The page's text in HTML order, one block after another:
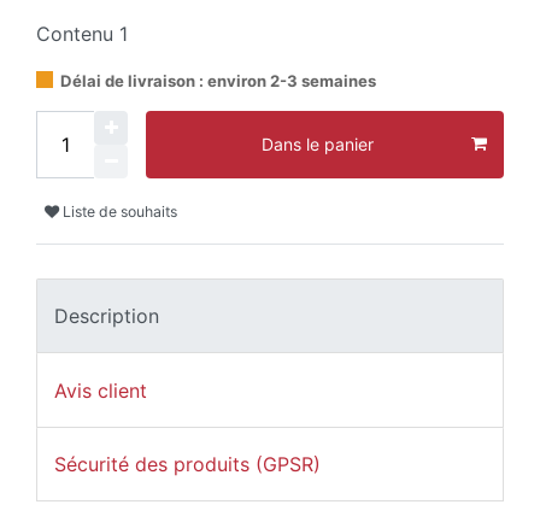
Contenu 1
Délai de livraison : environ 2-3 semaines
Dans le panier
Liste de souhaits
Description
Avis client
Sécurité des produits (GPSR)